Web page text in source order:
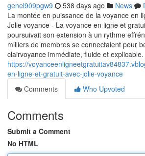
genel909pgw9 538 days ago News
La montée en puissance de la voyance en
Jolie voyance - La voyance en ligne et
poursuivait son extension à un rythme
milliers de membres se connectaient pour
clairvoyance immédiate, fluide et
https://
en-ligne-et-gratuit-avec-jolie-voyance
Comments
Who Upvoted
Comments
Submit a Comment
No HTML